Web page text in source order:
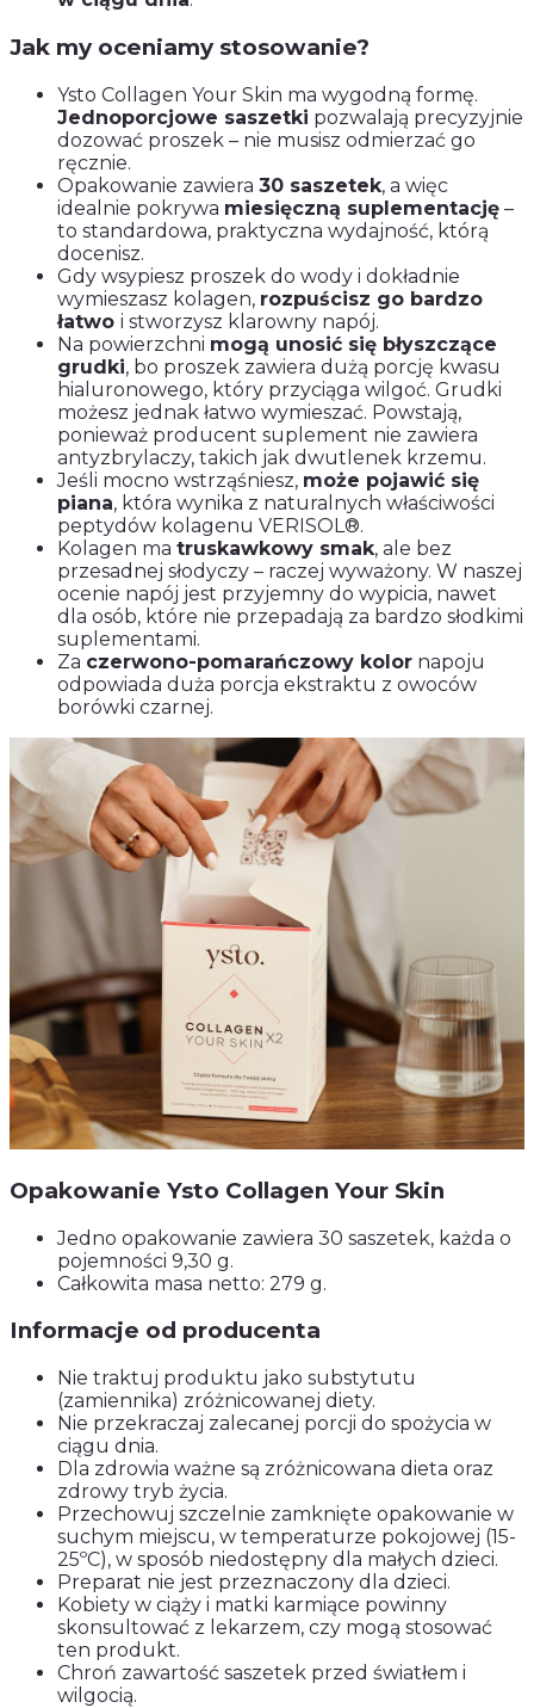
Jak my oceniamy stosowanie?
Ysto Collagen Your Skin ma wygodną formę.
Jednoporcjowe saszetki pozwalają precyzyjnie
dozować proszek – nie musisz odmierzać go
ręcznie.
Opakowanie zawiera 30 saszetek, a więc
idealnie pokrywa miesięczną suplementację –
to standardowa, praktyczna wydajność, którą
docenisz.
Gdy wsypiesz proszek do wody i dokładnie
wymieszasz kolagen, rozpuścisz go bardzo
łatwo i stworzysz klarowny napój.
Na powierzchni mogą unosić się błyszczące
grudki, bo proszek zawiera dużą porcję kwasu
hialuronowego, który przyciąga wilgoć. Grudki
możesz jednak łatwo wymieszać. Powstają,
ponieważ producent suplement nie zawiera
antyzbrylaczy, takich jak dwutlenek krzemu.
Jeśli mocno wstrząśniesz, może pojawić się
piana, która wynika z naturalnych właściwości
peptydów kolagenu VERISOL®.
Kolagen ma truskawkowy smak, ale bez
przesadnej słodyczy – raczej wyważony. W naszej
ocenie napój jest przyjemny do wypicia, nawet
dla osób, które nie przepadają za bardzo słodkimi
suplementami.
Za czerwono-pomarańczowy kolor napoju
odpowiada duża porcja ekstraktu z owoców
borówki czarnej.
Opakowanie Ysto Collagen Your Skin
Jedno opakowanie zawiera 30 saszetek, każda o
pojemności 9,30 g.
Całkowita masa netto: 279 g.
Informacje od producenta
Nie traktuj produktu jako substytutu
(zamiennika) zróżnicowanej diety.
Nie przekraczaj zalecanej porcji do spożycia w
ciągu dnia.
Dla zdrowia ważne są zróżnicowana dieta oraz
zdrowy tryb życia.
Przechowuj szczelnie zamknięte opakowanie w
suchym miejscu, w temperaturze pokojowej (15-
25ºC), w sposób niedostępny dla małych dzieci.
Preparat nie jest przeznaczony dla dzieci.
Kobiety w ciąży i matki karmiące powinny
skonsultować z lekarzem, czy mogą stosować
ten produkt.
Chroń zawartość saszetek przed światłem i
wilgocią.